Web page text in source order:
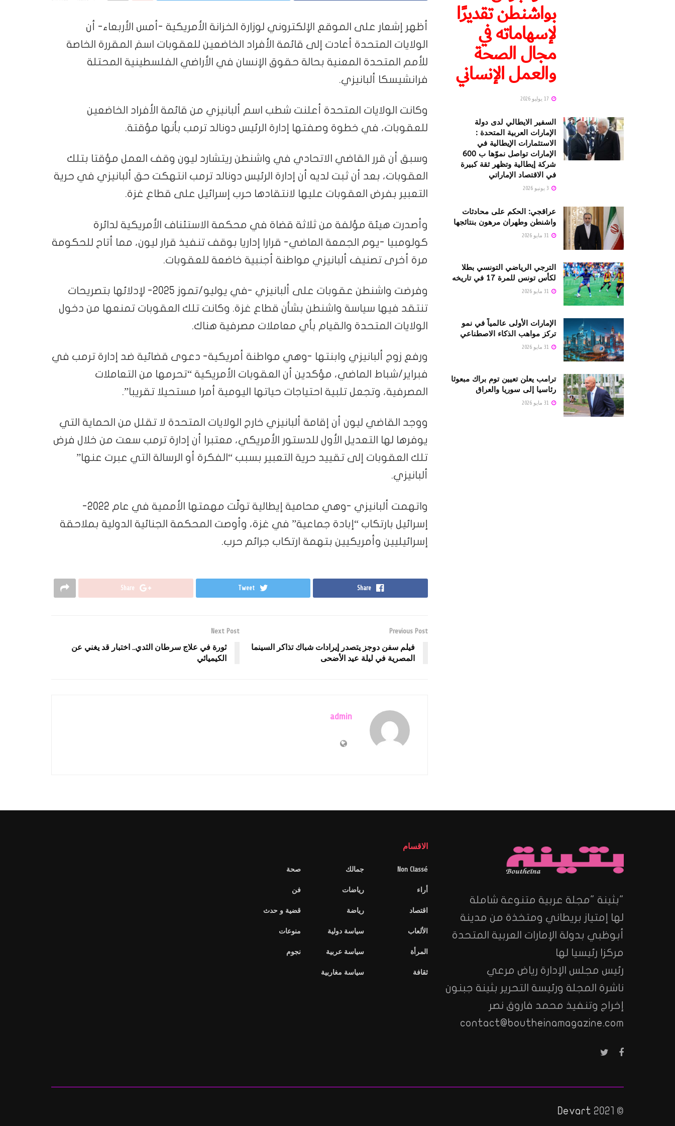
أظهر ⁠إشعار على الموقع الإلكتروني لوزارة ⁠الخزانة الأمريكية -أمس ⁠الأربعاء- أن
الولايات المتحدة أعادت إلى ⁠قائمة الأفراد الخاضعين للعقوبات اسمَ المقررة الخاصة
للأمم المتحدة المعنية بحالة حقوق الإنسان في الأراضي الفلسطينية المحتلة
فرانشيسكا ألبانيزي.
وكانت الولايات المتحدة أعلنت شطب اسم ألبانيزي من قائمة الأفراد الخاضعين
‌‌للعقوبات، في خطوة ‌وصفتها إدارة الرئيس دونالد ‌ترمب ‌بأنها مؤقتة.
وسبق أن قرر القاضي الاتحادي في واشنطن ريتشارد ليون وقف العمل مؤقتا بتلك
العقوبات، بعد أن ثبت لديه أن إدارة الرئيس دونالد ترمب انتهكت حق ألبانيزي في حرية
التعبير بفرض العقوبات عليها لانتقادها حرب إسرائيل على ‌‌قطاع ‌‌غزة.
وأصدرت هيئة مؤلفة من ثلاثة قضاة في محكمة ‌الاستئناف الأمريكية لدائرة
كولومبيا -يوم الجمعة الماضي- قرارا إداريا بوقف تنفيذ قرار ليون، ‌مما أتاح ‌للحكومة
مرة أخرى تصنيف ألبانيزي مواطنة أجنبية خاضعة للعقوبات.
وفرضت واشنطن عقوبات على ألبانيزي -في يوليو/تموز 2025- لإدلائها بتصريحات
تنتقد فيها سياسة واشنطن بشأن قطاع غزة. وكانت تلك العقوبات ‌‌تمنعها من دخول
الولايات المتحدة والقيام بأي معاملات مصرفية هناك.
ورفع زوج ألبانيزي وابنتها -وهي مواطنة أمريكية- دعوى قضائية ضد إدارة ترمب في
فبراير/شباط الماضي، مؤكدين أن العقوبات الأمريكية “تحرمها من التعاملات
المصرفية، وتجعل تلبية احتياجات حياتها اليومية أمرا مستحيلا تقريبا”.
ووجد القاضي ليون أن إقامة ألبانيزي خارج الولايات المتحدة لا تقلل من الحماية التي
يوفرها لها التعديل الأول للدستور الأمريكي، معتبرا أن إدارة ترمب سعت ‌‌من خلال فرض
تلك العقوبات إلى تقييد حرية التعبير بسبب “الفكرة أو الرسالة التي عبرت عنها”
ألبانيزي.
واتهمت ألبانيزي -وهي محامية إيطالية تولّت مهمتها الأممية في عام 2022-
إسرائيل بارتكاب “إبادة جماعية” في غزة، وأوصت المحكمة الجنائية الدولية بملاحقة
إسرائيليين وأمريكيين بتهمة ارتكاب جرائم حرب.
Share
Tweet
Share
Previous Post
فيلم سفن دوجز يتصدر إيرادات شباك تذاكر السينما
المصرية في ليلة عيد الأضحى
Next Post
ثورة في علاج سرطان الثدي.. اختبار قد يغني عن
الكيميائي
admin
بواشنطن تقديرًا
لإسهاماته في
مجال الصحة
والعمل الإنساني
السفير الايطالي لدى دولة
الإمارات العربية المتحدة :
الاستثمارات الإيطالية في
الإمارات تواصل نموّها ب 600
شركة إيطالية وتظهر ثقة كبيرة
في الاقتصاد الإماراتي
عراقجي: الحكم على محادثات
واشنطن وطهران مرهون بنتائجها
الترجي الرياضي التونسي بطلا
لكأس تونس للمرة 17 في تاريخه
الإمارات الأولى عالمياً في نمو
تركز مواهب الذكاء الاصطناعي
ترامب يعلن تعيين توم براك مبعوثا
رئاسيا إلى سوريا والعراق
"بثينة "مجلة عربية متنوعة شاملة
لها إمتياز بريطاني ومتخذة من مدينة
أبوظبي بدولة الإمارات العربية المتحدة
مركزا رئيسيا لها
رئيس مجلس الإدارة رياض مرعي
ناشرة المجلة ورئيسة التحرير بثينة جبنون
إخراج وتنفيذ محمد فاروق نصر
contact@boutheinamagazine.com
الاقسام
Non Classé
أراء
اقتصاد
الألعاب
المرأة
ثقافة
جمالك
رياضات
رياضة
سياسة دولية
سياسة عربية
سياسة مغاربية
صحة
فن
قضية و حدث
منوعات
نجوم
© 2021
Devart